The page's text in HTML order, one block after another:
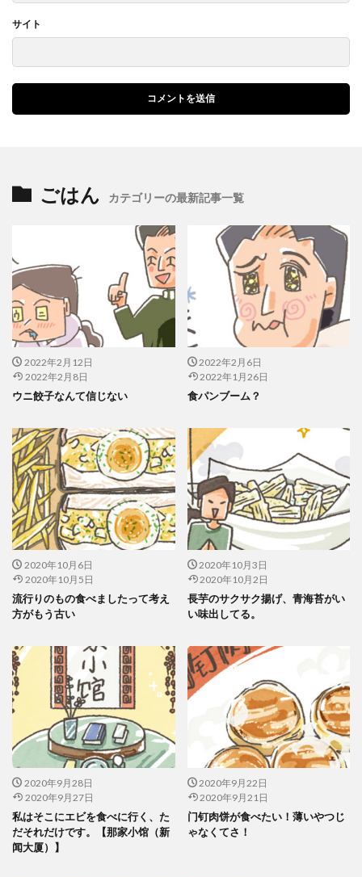
サイト
ごはん カテゴリーの最新記事一覧
2022年2月12日
2022年2月8日
ウニ餃子なんて信じない
2022年2月6日
2022年1月26日
食パンブーム？
2020年10月6日
2020年10月5日
流行りのもの食べましたって考え
方がもう古い
2020年10月3日
2020年10月2日
長芋のサクサク揚げ、青海苔がい
い味出してる。
2020年9月28日
2020年9月27日
私はそこにエビを食べに行く、た
だそれだけです。【那家小馆（新
闻大厦）】
2020年9月22日
2020年9月21日
门钉肉饼が食べたい！薄いやつじ
ゃなくてさ！